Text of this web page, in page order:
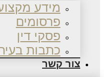
מידע מקצועי
פרסומים
פסקי דין
כתבות
צור קשר